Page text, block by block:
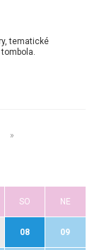
tematické
»
SO NE
08 09